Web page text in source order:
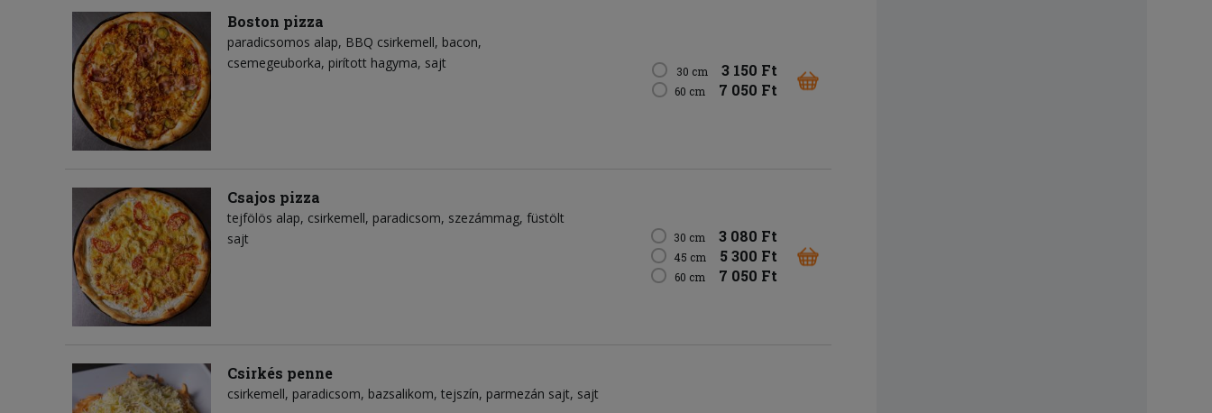
Boston pizza
paradicsomos alap BBQ csirkemell bacon
csemegeuborka pirított hagyma sajt 30 cm 3 150 Ft
60 cm 7 050 Ft
Csajos pizza
tejfölös alap csirkemell paradicsom szezámmag füstölt
sajt
30 cm 3 080 Ft
45 cm 5 300 Ft
60 cm 7 050 Ft
Csirkés penne
csirkemell paradicsom bazsalikom tejszín parmezán sajt sajt